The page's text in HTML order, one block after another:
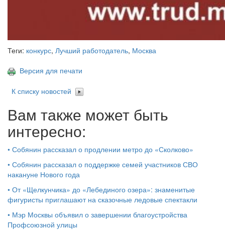
Теги: конкурс, Лучший работодатель, Москва
Версия для печати
К списку новостей
Вам также может быть
интересно:
• Собянин рассказал о продлении метро до «Сколково»
• Собянин рассказал о поддержке семей участников СВО
накануне Нового года
• От «Щелкунчика» до «Лебединого озера»: знаменитые
фигуристы приглашают на сказочные ледовые спектакли
• Мэр Москвы объявил о завершении благоустройства
Профсоюзной улицы